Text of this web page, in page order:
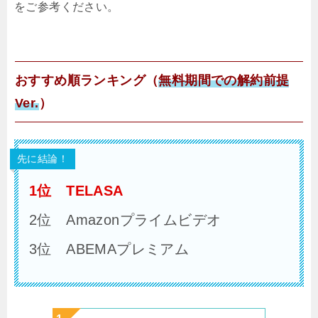
をご参考ください。
おすすめ順ランキング（無料期間での解約前提
Ver.）
先に結論！
1位 TELASA
2位 Amazonプライムビデオ
3位 ABEMAプレミアム